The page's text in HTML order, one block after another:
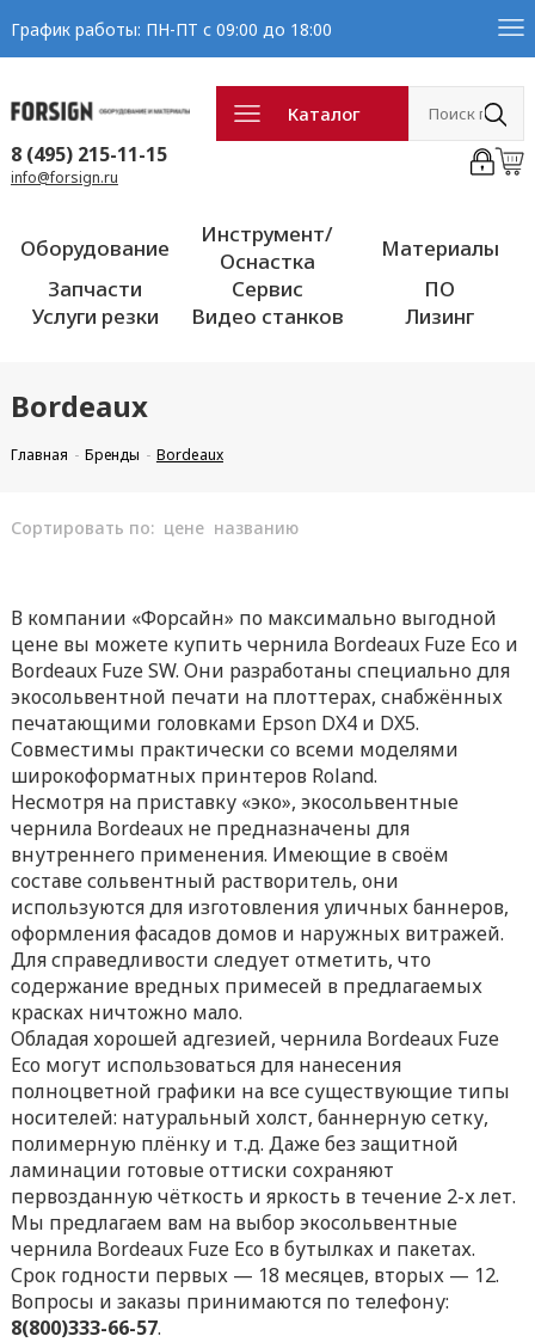
График работы: ПН-ПТ с 09:00 до 18:00
Каталог
8 (495) 215-11-15
info@forsign.ru
Оборудование
Инструмент/
Оснастка
Материалы
Запчасти
Сервис
ПО
Услуги резки
Видео станков Лизинг
Bordeaux
Главная Бренды Bordeaux
Сортировать по: цене названию
В компании «Форсайн» по максимально выгодной
цене вы можете купить чернила Bordeaux Fuze Eco и
Bordeaux Fuze SW. Они разработаны специально для
экосольвентной печати на плоттерах, снабжённых
печатающими головками Epson DX4 и DX5.
Совместимы практически со всеми моделями
широкоформатных принтеров Roland.
Несмотря на приставку «эко», экосольвентные
чернила Bordeaux не предназначены для
внутреннего применения. Имеющие в своём
составе сольвентный растворитель, они
используются для изготовления уличных баннеров,
оформления фасадов домов и наружных витражей.
Для справедливости следует отметить, что
содержание вредных примесей в предлагаемых
красках ничтожно мало.
Обладая хорошей адгезией, чернила Bordeaux Fuze
Eco могут использоваться для нанесения
полноцветной графики на все существующие типы
носителей: натуральный холст, баннерную сетку,
полимерную плёнку и т.д. Даже без защитной
ламинации готовые оттиски сохраняют
первозданную чёткость и яркость в течение 2-х лет.
Мы предлагаем вам на выбор экосольвентные
чернила Bordeaux Fuze Eco в бутылках и пакетах.
Срок годности первых — 18 месяцев, вторых — 12.
Вопросы и заказы принимаются по телефону:
8(800)333-66-57.